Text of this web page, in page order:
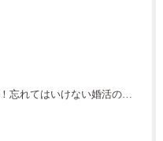
和歌山で婚活を！忘れてはいけない婚活の秘訣【結の会】